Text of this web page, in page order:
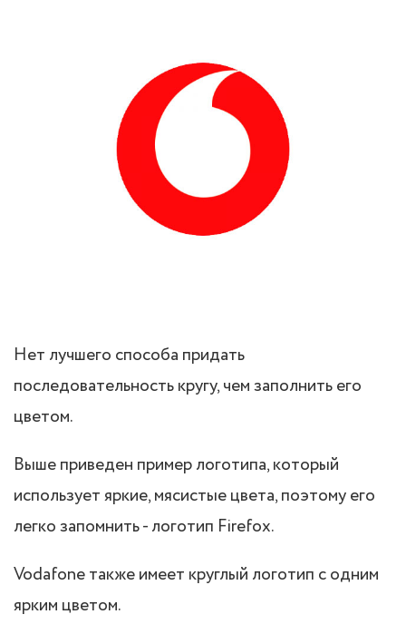
Нет лучшего способа придать
последовательность кругу, чем заполнить его
цветом.
Выше приведен пример логотипа, который
использует яркие, мясистые цвета, поэтому его
легко запомнить - логотип Firefox.
Vodafone также имеет круглый логотип с одним
ярким цветом.